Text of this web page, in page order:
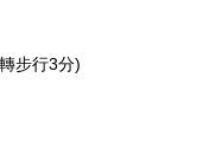
步行3分)